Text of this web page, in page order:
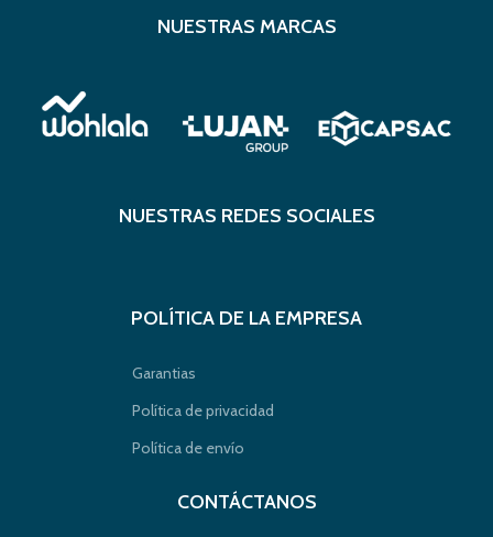
POLÍTICA DE LA EMPRESA
Garantias
Política de privacidad
Política de envío
CONTÁCTANOS
NUESTRAS MARCAS
NUESTRAS REDES SOCIALES